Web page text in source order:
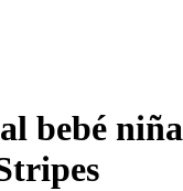
bebé niña